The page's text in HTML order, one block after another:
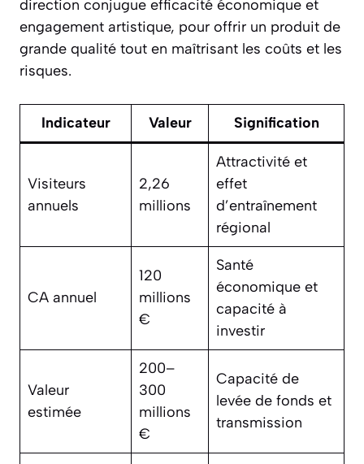
direction conjugue efficacité économique et
engagement artistique, pour offrir un produit de
grande qualité tout en maîtrisant les coûts et les
risques.
Indicateur Valeur Signification
Visiteurs
annuels
2,26
millions
Attractivité et
effet
d’entraînement
régional
CA annuel
120
millions
€
Santé
économique et
capacité à
investir
Valeur
estimée
200–
300
millions
€
Capacité de
levée de fonds et
transmission